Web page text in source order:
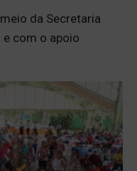
da Secretaria
com o apoio